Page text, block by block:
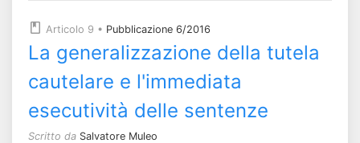
Articolo 9 • Pubblicazione 6/2016
La generalizzazione della tutela
cautelare e l'immediata
esecutività delle sentenze
Scritto da Salvatore Muleo